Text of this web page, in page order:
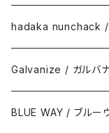
hadaka nunchack /
Galvanize / ガルバ
BLUE WAY / ブルー